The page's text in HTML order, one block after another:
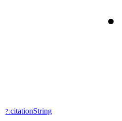
?:citationString